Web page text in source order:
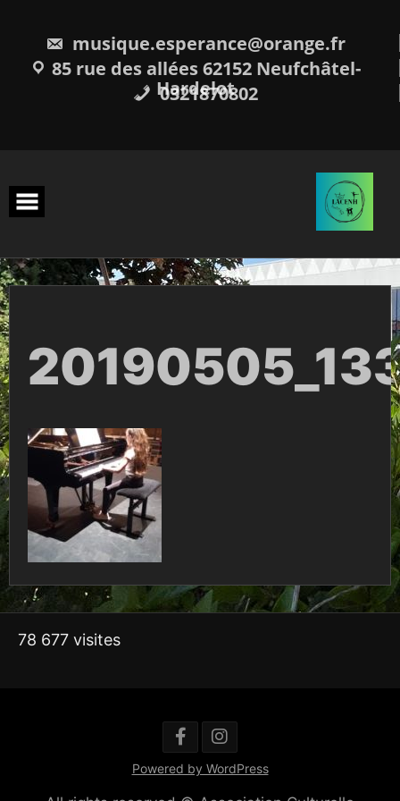
musique.esperance@orange.fr
85 rue des allées 62152 Neufchâtel-
Hardelot
0321870802
78 677 visites
Powered by WordPress